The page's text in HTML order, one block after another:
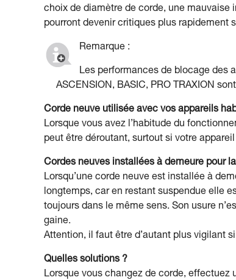
choix de diamètre de corde, une mauvaise
pourront devenir critiques plus rapidement
Remarque :
Les performances de blocage des
ASCENSION, BASIC, PRO TRAXION
Corde neuve utilisée avec vos appareils
Lorsque vous avez l’habitude du
peut être déroutant, surtout si votre
Cordes neuves installées à demeure pour
Lorsqu’une corde neuve est installée à
longtemps, car en restant suspendue elle
toujours dans le même sens. Son usure
gaine.
Attention, il faut être d’autant plus vigilant
Quelles solutions ?
Lorsque vous changez de corde,